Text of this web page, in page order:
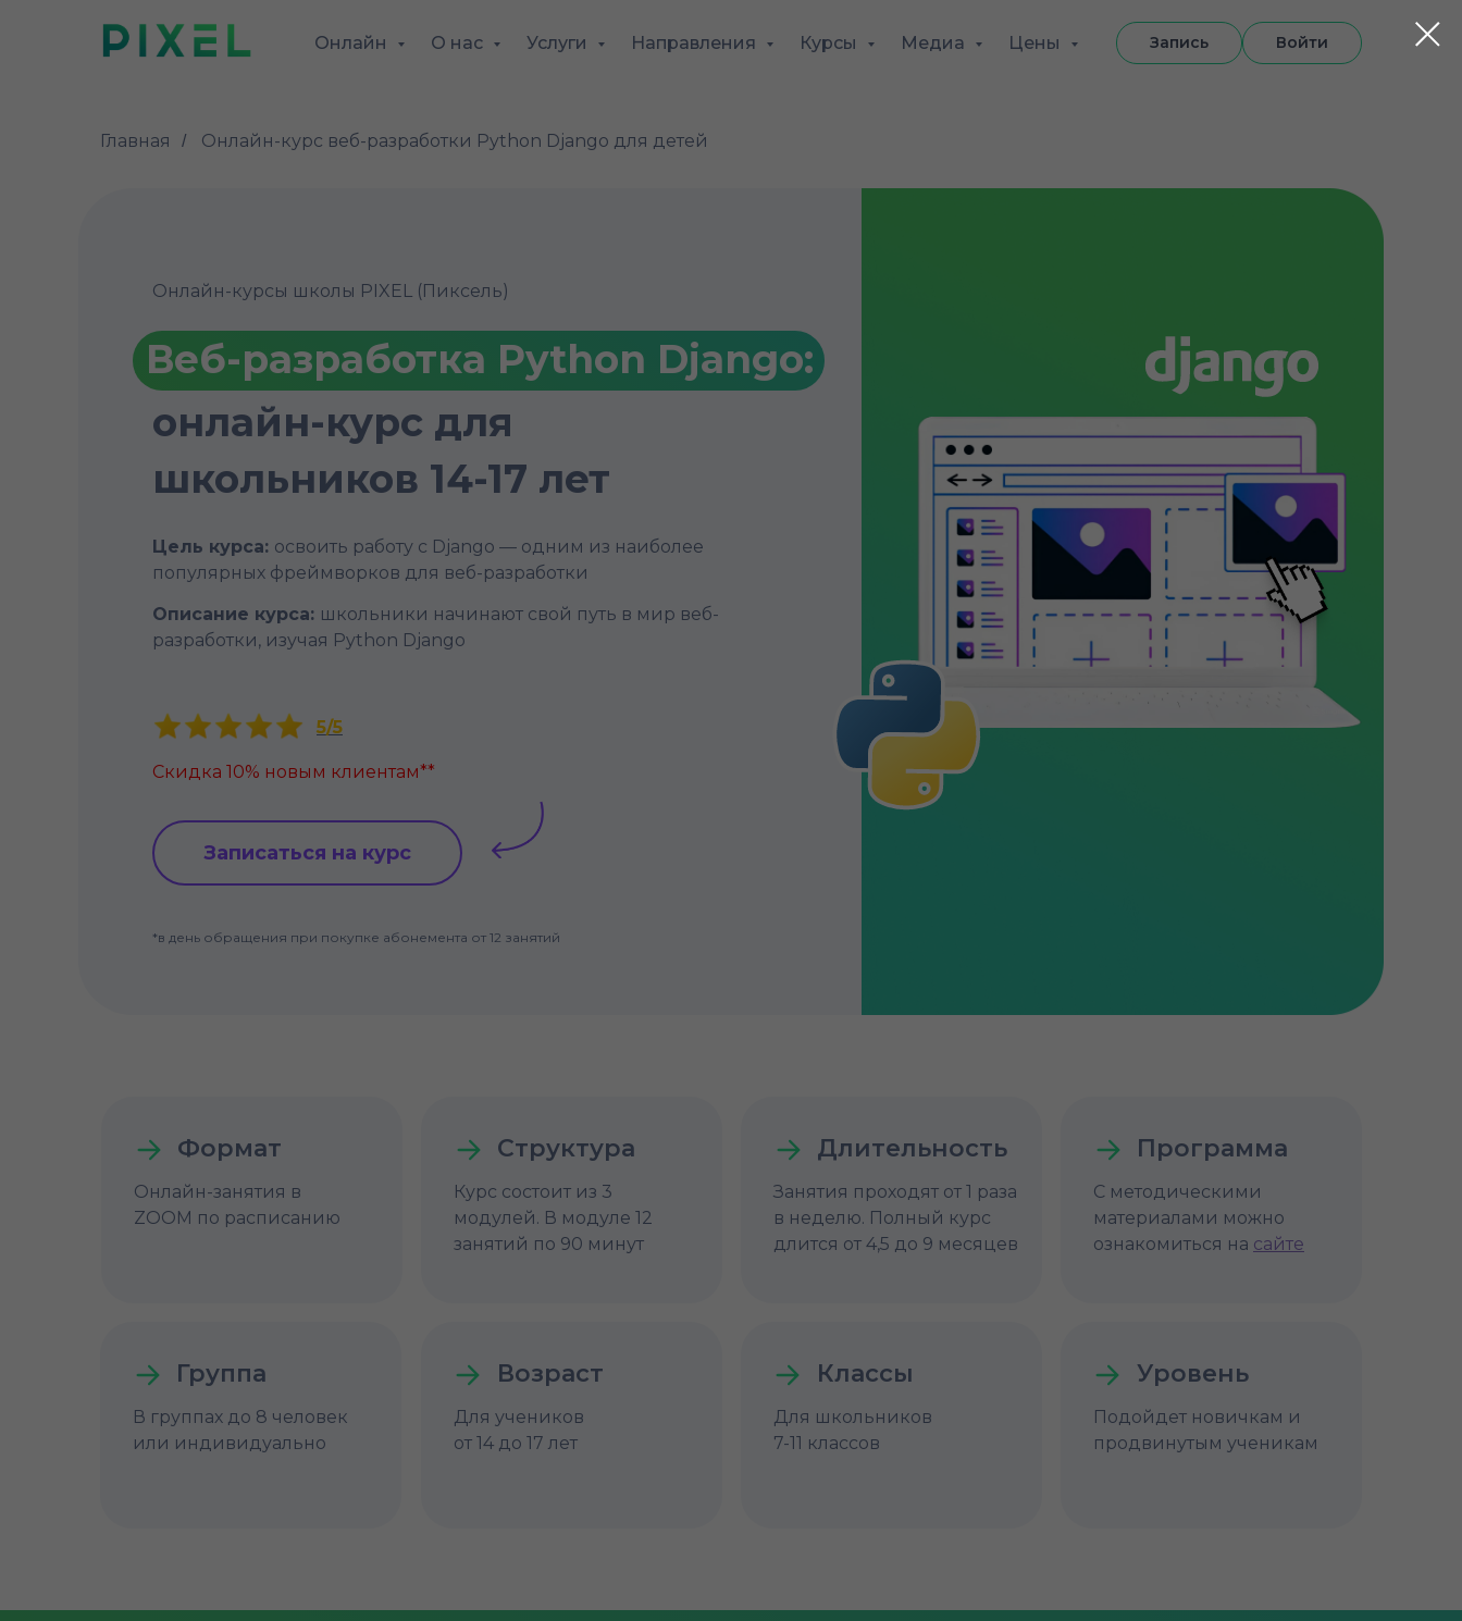
Онлайн О нас Услуги Направления Курсы Медиа Цены Запись Войти
Главная / Онлайн-курс веб-разработки Python Django для детей
Записаться на курс
Описание курса: школьники начинают свой путь в мир веб-
разработки, изучая Python Django
Цель курса: освоить работу с Django — одним из наиболее
популярных фреймворков для веб-разработки
Веб-разработка Python Django:
онлайн-курс для
школьников 14-17 лет
Онлайн-курсы школы PIXEL (Пиксель)
Скидка 10% новым клиентам**
*в день обращения при покупке абонемента от 12 занятий
5/5
Структура
Курс состоит из 3
модулей. В модуле 12
занятий по 90 минут
Занятия проходят от 1 раза
в неделю. Полный курс
длится от 4,5 до 9 месяцев
С методическими
материалами можно
ознакомиться на сайте
Формат
Онлайн-занятия в
ZOOM по расписанию
Программа
Длительность
Возраст
Для учеников
от 14 до 17 лет
Группа
В группах до 8 человек
или индивидуально
Подойдет новичкам и
продвинутым ученикам
Для школьников
7-11 классов
Классы Уровень